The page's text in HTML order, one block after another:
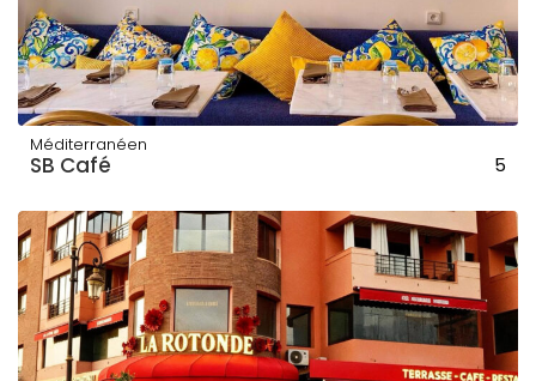
Méditerranéen
SB Café 5